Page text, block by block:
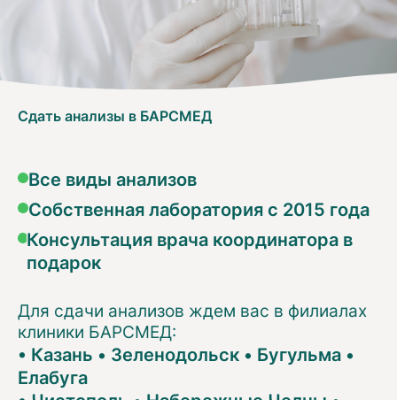
Сдать анализы в БАРСМЕД
Все виды анализов
Собственная лаборатория с 2015 года
Консультация врача координатора в
подарок
Для сдачи анализов ждем вас в филиалах
клиники БАРСМЕД:
• Казань • Зеленодольск • Бугульма •
Елабуга